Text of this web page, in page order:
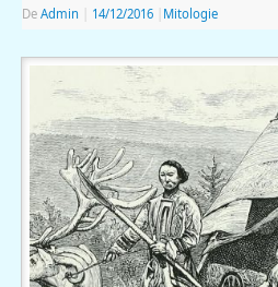
De Admin 14/12/2016 Mitologie